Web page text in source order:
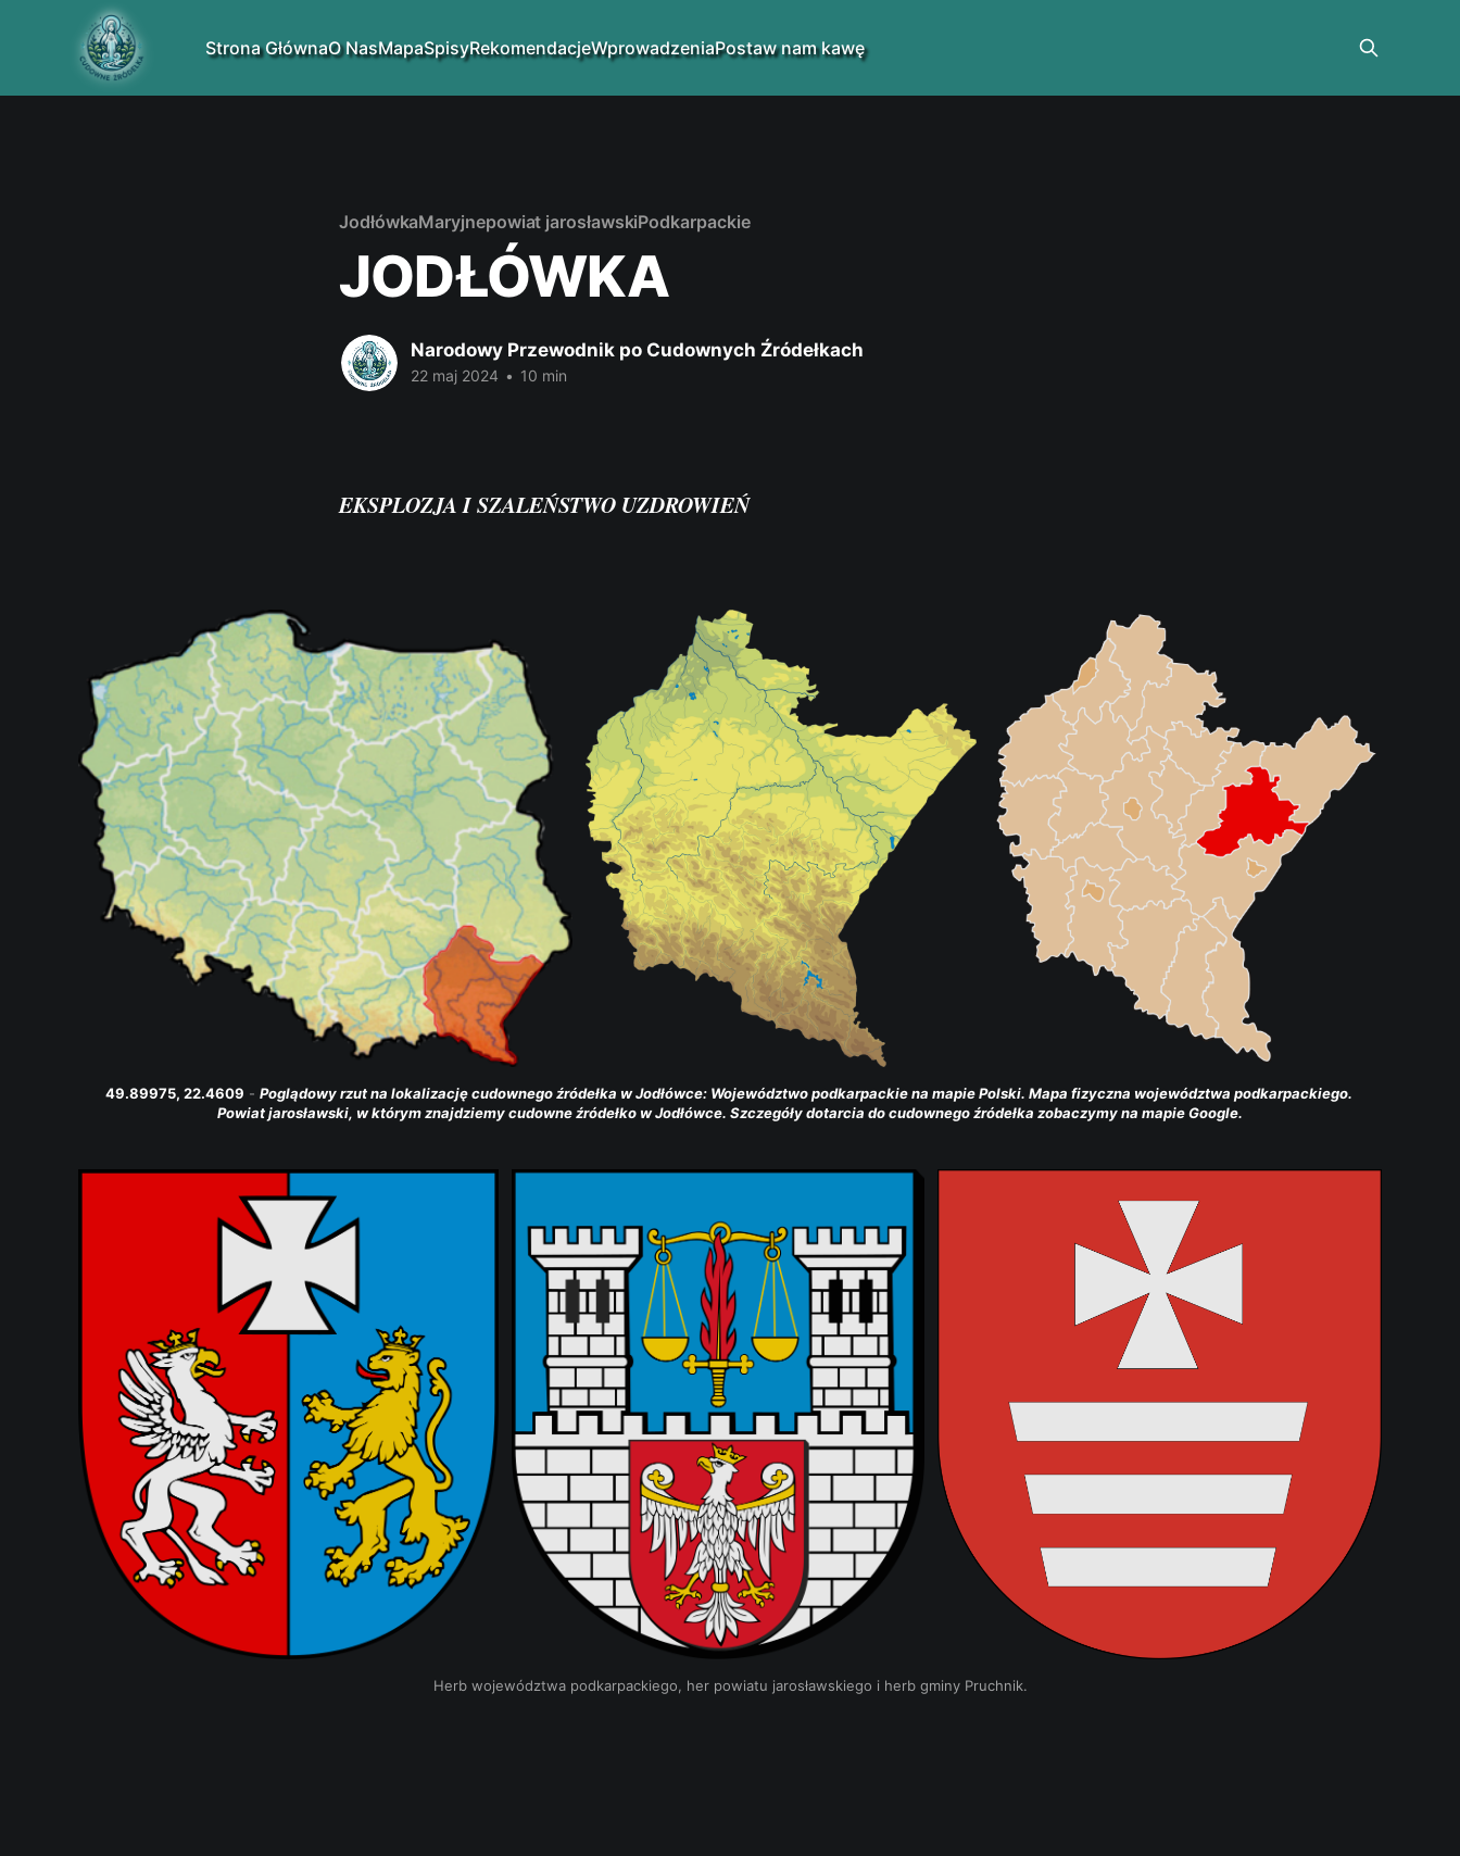
Strona GłównaO NasMapaSpisyRekomendacjeWprowadzeniaPostaw nam kawę
JodłówkaMaryjnepowiat jarosławskiPodkarpackie
JODŁÓWKA
Narodowy Przewodnik po Cudownych Źródełkach
22 maj 2024 • 10 min
EKSPLOZJA I SZALEŃSTWO UZDROWIEŃ
49.89975, 22.4609 - Poglądowy rzut na lokalizację cudownego źródełka w Jodłówce: Województwo podkarpackie na mapie Polski. Mapa fizyczna województwa podkarpackiego.
Powiat jarosławski, w którym znajdziemy cudowne źródełko w Jodłówce. Szczegóły dotarcia do cudownego źródełka zobaczymy na mapie Google.
Herb województwa podkarpackiego, her powiatu jarosławskiego i herb gminy Pruchnik.